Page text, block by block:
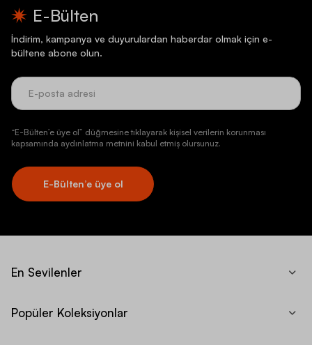
E-Bülten
İndirim, kampanya ve duyurulardan haberdar olmak için e-
bültene abone olun.
“E-Bülten’e üye ol” düğmesine tıklayarak kişisel verilerin korunması
kapsamında aydınlatma metnini kabul etmiş olursunuz.
E-Bülten’e üye ol
En Sevilenler
Popüler Koleksiyonlar